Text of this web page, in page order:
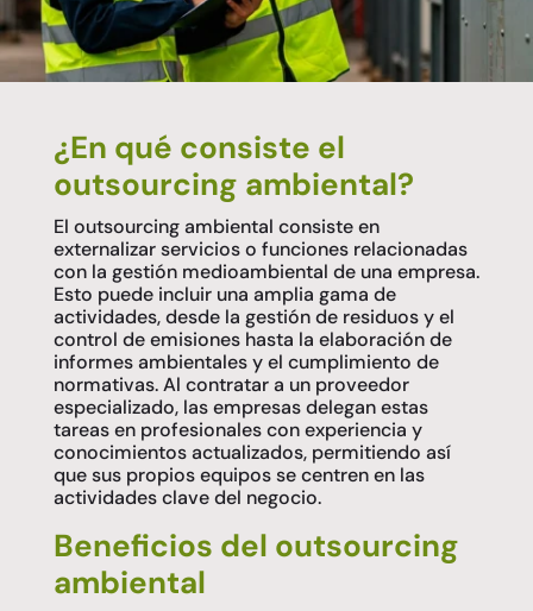
¿En qué consiste el
outsourcing ambiental?
El outsourcing ambiental consiste en
externalizar servicios o funciones relacionadas
con la gestión medioambiental de una empresa.
Esto puede incluir una amplia gama de
actividades, desde la gestión de residuos y el
control de emisiones hasta la elaboración de
informes ambientales y el cumplimiento de
normativas. Al contratar a un proveedor
especializado, las empresas delegan estas
tareas en profesionales con experiencia y
conocimientos actualizados, permitiendo así
que sus propios equipos se centren en las
actividades clave del negocio.
Beneficios del outsourcing
ambiental